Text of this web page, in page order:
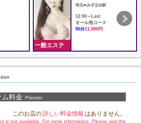
一般エステ
埼玉➠みずほ台駅
12:00～Last
オール泡コース
90分11,000円
ム料金 Pricelist
このお店の詳しい料金情報 はありません。
is not available. For more information, Please visit the